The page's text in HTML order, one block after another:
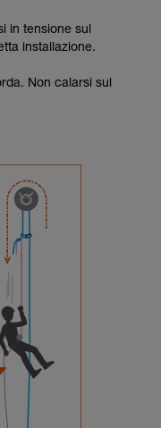
in tensione sul
installazione.
Non calarsi sul